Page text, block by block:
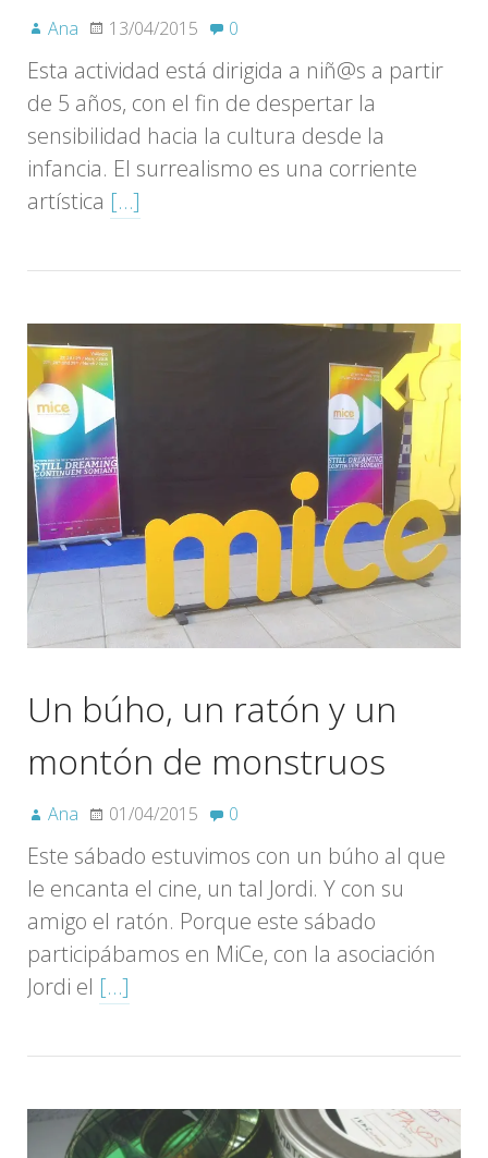
Ana 13/04/2015 0
Esta actividad está dirigida a niñ@s a partir
de 5 años, con el fin de despertar la
sensibilidad hacia la cultura desde la
infancia. El surrealismo es una corriente
artística […]
Un búho, un ratón y un
montón de monstruos
Ana 01/04/2015 0
Este sábado estuvimos con un búho al que
le encanta el cine, un tal Jordi. Y con su
amigo el ratón. Porque este sábado
participábamos en MiCe, con la asociación
Jordi el […]